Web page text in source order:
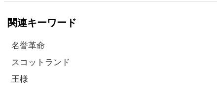
関連キーワード
名誉革命
スコットランド
王様